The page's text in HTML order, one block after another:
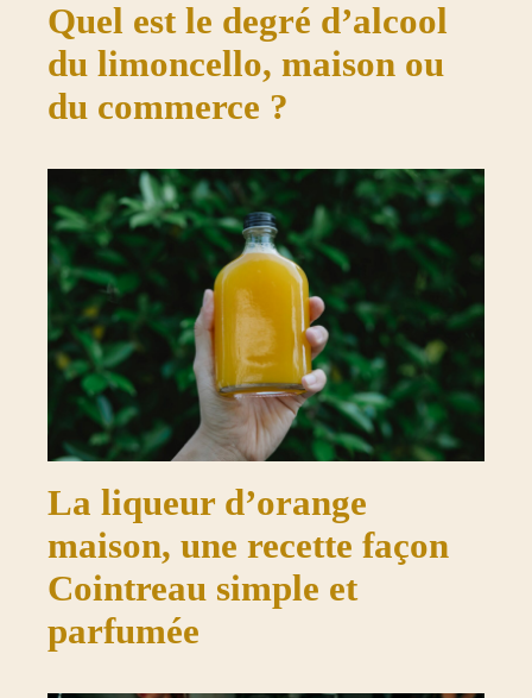
Quel est le degré d’alcool
du limoncello, maison ou
du commerce ?
La liqueur d’orange
maison, une recette façon
Cointreau simple et
parfumée